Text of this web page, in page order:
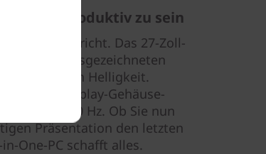
und produktiv zu sein
er verspricht. Das 27-Zoll-
mit einer ausgezeichneten
einer tollen Helligkeit.
90 % Display-Gehäuse-
von 60 Hz. Ob Sie nun
Präsentation den letzten
One-PC schafft alles.